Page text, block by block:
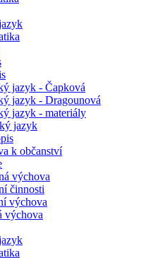
jazyk - Čapková
jazyk - Dragounová
jazyk - materiály
jazyk
k občanství
výchova
činnosti
výchova
výchova